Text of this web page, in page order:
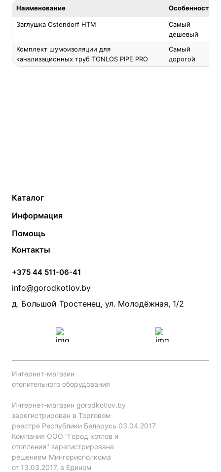
Наименование Особенность
Заглушка Ostendorf HTM
Самый
дешевый
Комплект шумоизоляции для
канализационных труб TONLOS PIPE PRO
Самый
дорогой
Каталог
Твердотопливные котлы
Электрические котлы
Банные печи
Камины и печи
Теплый пол
Радиаторы
Насосы
Дымоходы
Информация
Контакты
Статьи
Акции
Производители
Помощь
Монтаж систем отопления
Прайс по монтажу систем отопления
Проект систем отопления
Контакты
+375 44 511-06-41
info@gorodkotlov.by
д. Большой Тростенец, ул. Молодёжная, 1/2
Интернет-магазин
отопительного оборудования
Интернет-магазин gorodkotlov.by
зарегистрирован в Торговом
реестре Республики Беларусь 03.04.2017
Компания ООО "Город котлов и
отопления" зарегистрирована
решением Мингорисполкома
от 13.03.2017, в Едином